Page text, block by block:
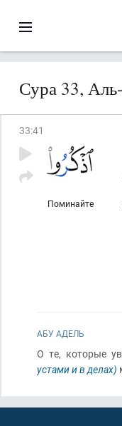
Сура 33,
33:41
Поминайте
АБУ АДЕЛЬ
О те, которые
устами и в делах)